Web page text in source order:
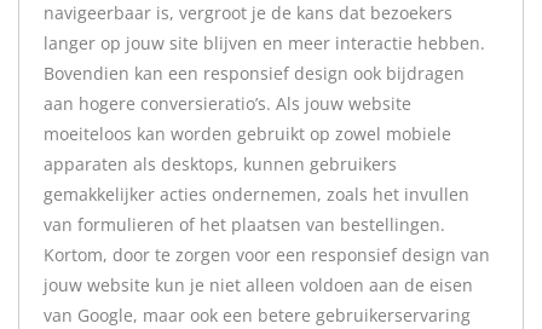
navigeerbaar is, vergroot je de kans dat bezoekers
langer op jouw site blijven en meer interactie hebben.
Bovendien kan een responsief design ook bijdragen
aan hogere conversieratio’s. Als jouw website
moeiteloos kan worden gebruikt op zowel mobiele
apparaten als desktops, kunnen gebruikers
gemakkelijker acties ondernemen, zoals het invullen
van formulieren of het plaatsen van bestellingen.
Kortom, door te zorgen voor een responsief design van
jouw website kun je niet alleen voldoen aan de eisen
van Google, maar ook een betere gebruikerservaring